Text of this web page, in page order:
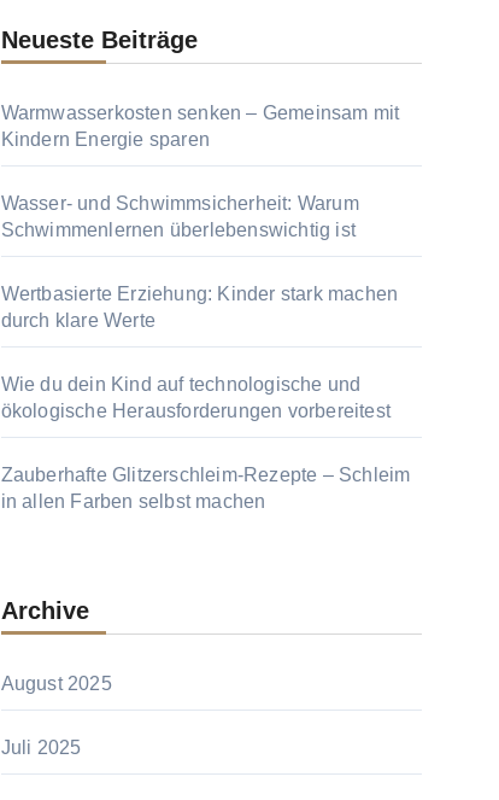
Neueste Beiträge
Warmwasserkosten senken – Gemeinsam mit
Kindern Energie sparen
Wasser- und Schwimmsicherheit: Warum
Schwimmenlernen überlebenswichtig ist
Wertbasierte Erziehung: Kinder stark machen
durch klare Werte
Wie du dein Kind auf technologische und
ökologische Herausforderungen vorbereitest
Zauberhafte Glitzerschleim-Rezepte – Schleim
in allen Farben selbst machen
Archive
August 2025
Juli 2025